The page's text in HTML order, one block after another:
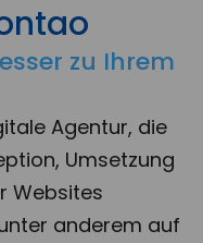
zu Ihrem
Agentur, die
Umsetzung
Websites
anderem auf